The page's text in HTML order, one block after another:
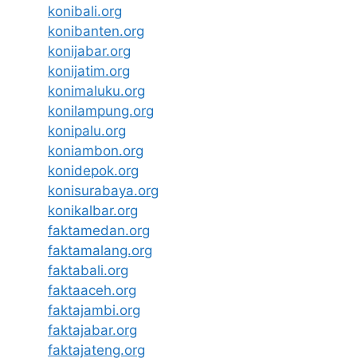
konibali.org
konibanten.org
konijabar.org
konijatim.org
konimaluku.org
konilampung.org
konipalu.org
koniambon.org
konidepok.org
konisurabaya.org
konikalbar.org
faktamedan.org
faktamalang.org
faktabali.org
faktaaceh.org
faktajambi.org
faktajabar.org
faktajateng.org